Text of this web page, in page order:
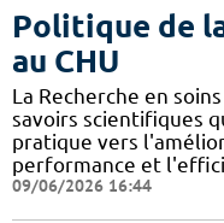
Politique de
au CHU
La Recherche en
savoirs scientifiques
pratique vers
performance et
09/06/2026 16:44